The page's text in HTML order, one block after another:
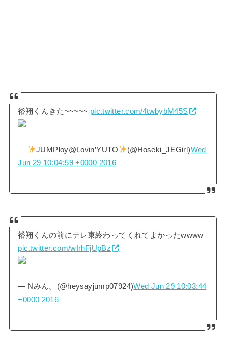
裕翔くんきた~~~~~ pic.twitter.com/4twbybM45S
— JUMPloy@Lovin’YUTO (@Hoseki_JEGirl)Wed
Jun 29 10:04:59 +0000 2016
裕翔くんの前にテレ東終わってくれてよかったwwww
pic.twitter.com/wIrhFjUpBz
— Nみん。(@heysayjump07924)Wed Jun 29 10:03:44
+0000 2016